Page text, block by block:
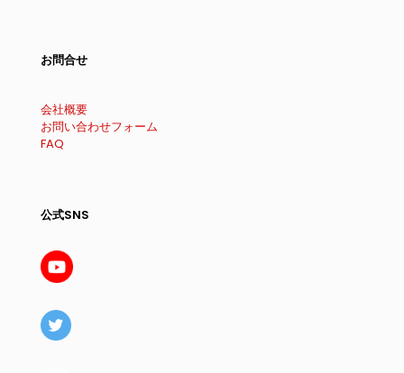
お問合せ
会社概要
お問い合わせフォーム
FAQ
公式SNS